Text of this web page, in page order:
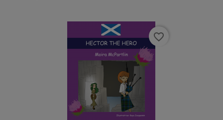
favorite_border